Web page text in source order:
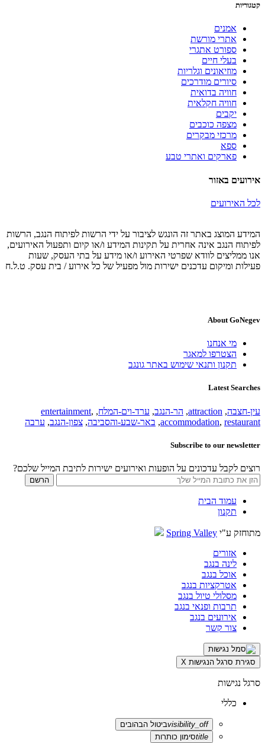
קטגוריות
אמנים
אתרי מורשת
ספורט אתגרי
בעלי חיים
מוזיאונים וגלריות
סיורים מודרכים
חוויה בדואית
חוויה חקלאית
יקבים
מצפה כוכבים
מרכזי מבקרים
ספא
פארקים ואתרי טבע
אירועים באזור
לכל האירועים
המידע המוצג באתר זה הונגש לציבור על ידי הרשות לפיתוח הנגב, הרשות
לפיתוח הנגב אינה אחרית על תקינות המידע ו/או קיום ותפעול האירועים,
אנו ממליצים לוודא שפרטי האירוע ו/או מידע על בתי העסק, שעות
פעילות ומיקום עדכנים ישירות מול מפעיל של כל אירוע / בית עסק. ט.ל.ח
About GoNegev
מי אנחנו
הצטרפו למאגר
תקנון ותנאי שימוש באתר גונגב
Latest Searches
עין-חצבה,
attraction
, הר-הנגב, ערד-וים-המלח,
entertainment,
accommodation, restaurant
, באר-שבע-והסביבה, צפון-הנגב, ערבה
Subscribe to our newsletter
רוצים לקבל עדכונים על הופעות ואירועים ישירות לתיבת המייל שלכם?
עמוד הבית
תקנון
מתוחזק ע"י Spring Valley
אזורים
לינה בנגב
אוכל בנגב
אטרקציות בנגב
מסלולי טיול בנגב
תרבות ופנאי בנגב
אירועים בנגב
צור קשר
סגירת סרגל הנגישות X
סרגל נגישות
כללי
visibility_offביטול הבהובים
titleסימון כותרות